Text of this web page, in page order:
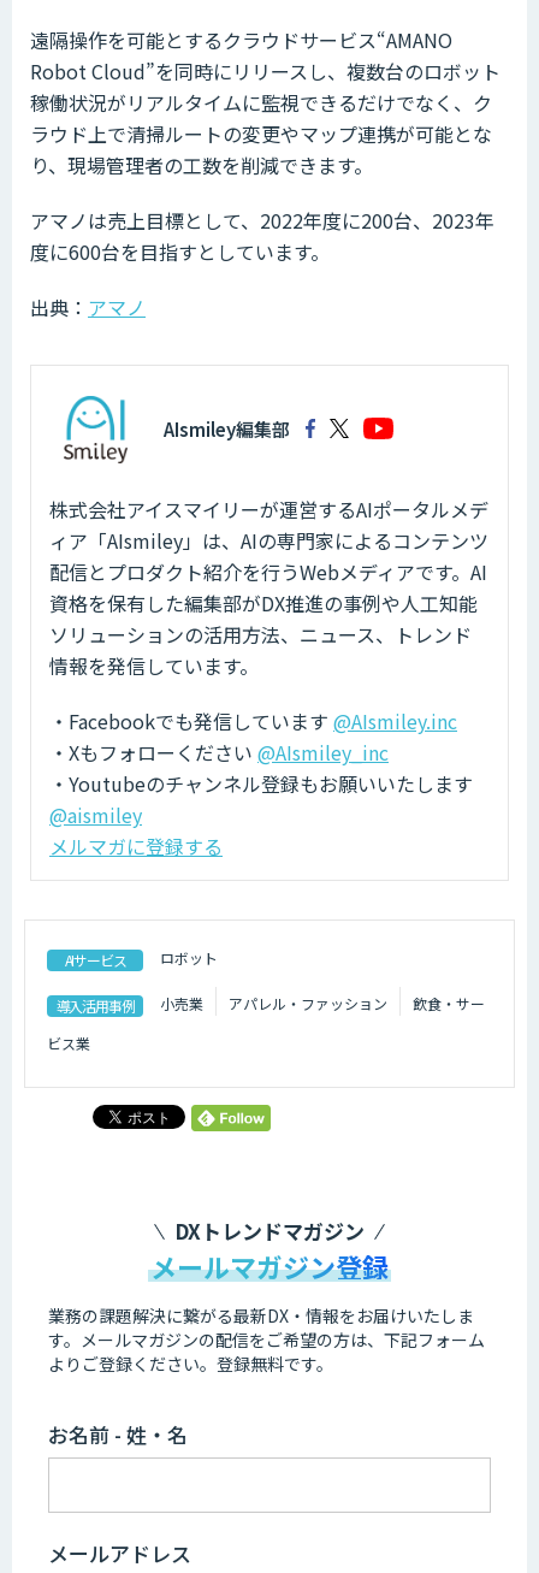
遠隔操作を可能とするクラウドサービス“AMANO
Robot Cloud”を同時にリリースし、複数台のロボット
稼働状況がリアルタイムに監視できるだけでなく、ク
ラウド上で清掃ルートの変更やマップ連携が可能とな
り、現場管理者の工数を削減できます。
アマノは売上目標として、2022年度に200台、2023年
度に600台を目指すとしています。
出典： アマノ
AIsmiley編集部
株式会社アイスマイリーが運営するAIポータルメデ
ィア「AIsmiley」は、AIの専門家によるコンテンツ
配信とプロダクト紹介を行うWebメディアです。AI
資格を保有した編集部がDX推進の事例や人工知能
ソリューションの活用方法、ニュース、トレンド
情報を発信しています。
・Facebookでも発信しています @AIsmiley.inc
・Xもフォローください @AIsmiley_inc
・Youtubeのチャンネル登録もお願いいたします
@aismiley
メルマガに登録する
AIサービス ロボット
導入活用事例 小売業 アパレル・ファッション
飲食・サー
ビス業
DXトレンドマガジン
メールマガジン登録
業務の課題解決に繋がる最新DX・情報をお届けいたしま
す。 メールマガジンの配信をご希望の方は、下記フォーム
よりご登録ください。登録無料です。
お名前 - 姓・名
メールアドレス